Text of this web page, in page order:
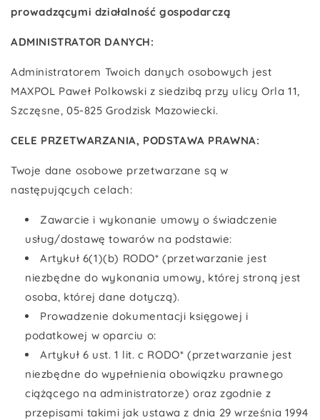
prowadzącymi działalność gospodarczą
ADMINISTRATOR DANYCH:
Administratorem Twoich danych osobowych jest
MAXPOL Paweł Polkowski z siedzibą przy ulicy Orla 11,
Szczęsne, 05-825 Grodzisk Mazowiecki.
CELE PRZETWARZANIA, PODSTAWA PRAWNA:
Twoje dane osobowe przetwarzane są w
następujących celach:
Zawarcie i wykonanie umowy o świadczenie
usług/dostawę towarów na podstawie:
Artykuł 6(1)(b) RODO* (przetwarzanie jest
niezbędne do wykonania umowy, której stroną jest
osoba, której dane dotyczą).
Prowadzenie dokumentacji księgowej i
podatkowej w oparciu o:
Artykuł 6 ust. 1 lit. c RODO* (przetwarzanie jest
niezbędne do wypełnienia obowiązku prawnego
ciążącego na administratorze) oraz zgodnie z
przepisami takimi jak ustawa z dnia 29 września 1994